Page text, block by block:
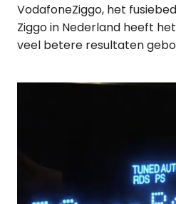
VodafoneZiggo, het
Ziggo in Nederland heeft
veel betere resultaten